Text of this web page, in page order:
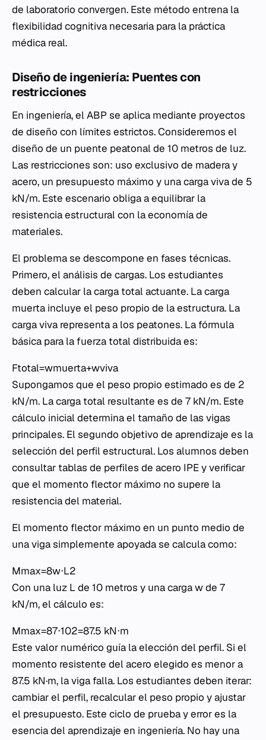
de laboratorio convergen. Este método entrena la
flexibilidad cognitiva necesaria para la práctica
médica real.
Diseño de ingeniería: Puentes con
restricciones
En ingeniería, el ABP se aplica mediante proyectos
de diseño con límites estrictos. Consideremos el
diseño de un puente peatonal de 10 metros de luz.
Las restricciones son: uso exclusivo de madera y
acero, un presupuesto máximo y una carga viva de 5
kN/m. Este escenario obliga a equilibrar la
resistencia estructural con la economía de
materiales.
El problema se descompone en fases técnicas.
Primero, el análisis de cargas. Los estudiantes
deben calcular la carga total actuante. La carga
muerta incluye el peso propio de la estructura. La
carga viva representa a los peatones. La fórmula
básica para la fuerza total distribuida es:
Ftotal​=wmuerta​+wviva​
Supongamos que el peso propio estimado es de 2
kN/m. La carga total resultante es de 7 kN/m. Este
cálculo inicial determina el tamaño de las vigas
principales. El segundo objetivo de aprendizaje es la
selección del perfil estructural. Los alumnos deben
consultar tablas de perfiles de acero IPE y verificar
que el momento flector máximo no supere la
resistencia del material.
El momento flector máximo en un punto medio de
una viga simplemente apoyada se calcula como:
Mmax​=8w⋅L2​
Con una luz L de 10 metros y una cargawde 7
kN/m, el cálculo es:
Mmax​=87⋅102​=87.5 kN⋅m
Este valor numérico guía la elección del perfil. Si el
momento resistente del acero elegido es menor a
87.5 kN·m, la viga falla. Los estudiantes deben iterar:
cambiar el perfil, recalcular el peso propio y ajustar
el presupuesto. Este ciclo de prueba y error es la
esencia del aprendizaje en ingeniería. No hay una